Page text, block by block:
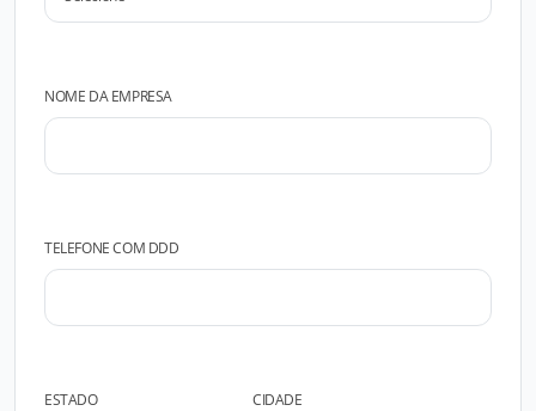
NOME DA EMPRESA
TELEFONE COM DDD
ESTADO CIDADE